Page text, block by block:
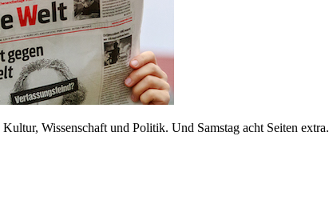
Wissenschaft und Politik. Und Samstag acht Seiten extra.